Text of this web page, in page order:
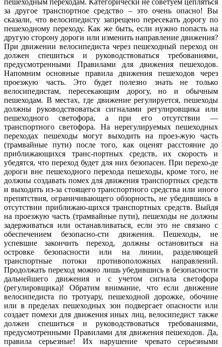
пешеходным переходам. Категорически не советуем цепляться
за другое транспортное средство – это очень опасно! Вы
сказали, что велосипедисту запрещено пересекать дорогу по
пешеходному переходу. Как же быть, если нужно попасть на
другую сторону дороги или изменить направление движения?
При движении велосипедиста через пешеходный переход он
должен спешиться и руководствоваться требованиями,
предусмотренными Правилами для движения пешеходов.
Напомним основные правила движения пешеходов через
проезжую часть. Это будет полезно знать не только
велосипедистам, пересекающим дорогу, но и обычным
пешеходам. В местах, где движение регулируется, пешеходы
должны руководствоваться сигналами регулировщика или
пешеходного светофора, а при его отсутствии —
транспортного светофора. На нерегулируемых пешеходных
переходах пешеходы могут выходить на проез-жую часть
(трамвайные пути) после того, как оценят расстояние до
приближающихся транс-портных средств, их скорость и
убедятся, что переход будет для них безопасен. При перехо-де
дороги вне пешеходного перехода пешеходы, кроме того, не
должны создавать помех для движения транспортных средств
и выходить из-за стоящего транспортного средства или иного
препятствия, ограничивающего обзорность, не убедившись в
отсутствии приближаю-щихся транспортных средств. Выйдя
на проезжую часть (трамвайные пути), пешеходы не должны
задерживаться или останавливаться, если это не связано с
обеспечением безопасно-сти движения. Пешеходы, не
успевшие закончить переход, должны остановиться на
островке безопасности или на линии, разделяющей
транспортные потоки противоположных направлений.
Продолжать переход можно лишь убедившись в безопасности
дальнейшего движения и с учетом сигнала светофора
(регулировщика)! Обратим внимание, что если движение
велосипедиста по тротуару, пешеходной дорожке, обочине
или в пределах пешеходных зон подвергает опасности или
создает помехи для движения иных лиц, велосипедист также
должен спешиться и руководствоваться требованиями,
предусмотренными Правилами для движения пешеходов. Да,
правила серьезные! Их нарушение чревато серьезными